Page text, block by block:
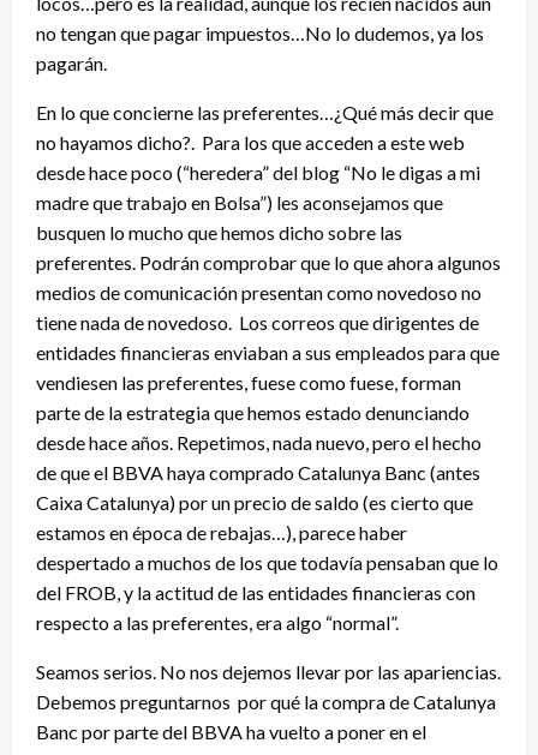
no tengan que pagar impuestos…No lo dudemos, ya los
pagarán.
En lo que concierne las preferentes…¿Qué más decir que
no hayamos dicho?. Para los que acceden a este web
desde hace poco (“heredera” del blog “No le digas a mi
madre que trabajo en Bolsa”) les aconsejamos que
busquen lo mucho que hemos dicho sobre las
preferentes. Podrán comprobar que lo que ahora algunos
medios de comunicación presentan como novedoso no
tiene nada de novedoso. Los correos que dirigentes de
entidades financieras enviaban a sus empleados para que
vendiesen las preferentes, fuese como fuese, forman
parte de la estrategia que hemos estado denunciando
desde hace años. Repetimos, nada nuevo, pero el hecho
de que el BBVA haya comprado Catalunya Banc (antes
Caixa Catalunya) por un precio de saldo (es cierto que
estamos en época de rebajas…), parece haber
despertado a muchos de los que todavía pensaban que lo
del FROB, y la actitud de las entidades financieras con
respecto a las preferentes, era algo “normal”.
Seamos serios. No nos dejemos llevar por las apariencias.
Debemos preguntarnos por qué la compra de Catalunya
Banc por parte del BBVA ha vuelto a poner en el